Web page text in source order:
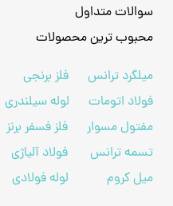
سوالات متداول
محبوب ترین محصولات
میلگرد ترانس
فلز برنجی
فولاد اتومات
لوله سیلندری
مفتول مسوار
فلز فسفر برنز
تسمه ترانس
فولاد آلیاژی
میل کروم
لوله فولادی